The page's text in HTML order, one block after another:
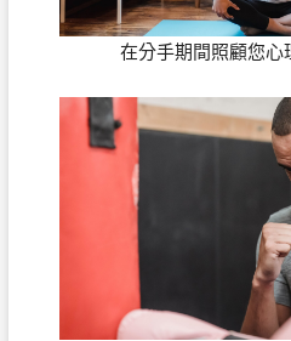
在分手期間照顧您心